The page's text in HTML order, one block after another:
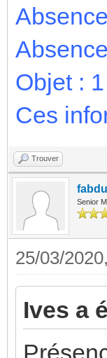
Objet :
Ces
Trouver
Senior
25/03/
Ives a